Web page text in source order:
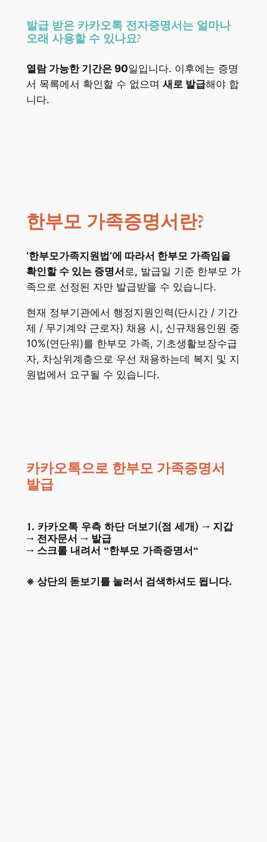
발급 받은 카카오톡 전자증명서는 얼마나
오래 사용할 수 있나요?
열람 가능한 기간은 90일입니다. 이후에는 증명
서 목록에서 확인할 수 없으며 새로 발급해야 합
니다.
한부모 가족증명서란?
‘한부모가족지원법’에 따라서 한부모 가족임을
확인할 수 있는 증명서 로, 발급일 기준 한부모 가
족으로 선정된 자만 발급받을 수 있습니다.
현재 정부기관에서 행정지원인력(단시간 / 기간
제 / 무기계약 근로자) 채용 시, 신규채용인원 중
10%(연단위)를 한부모 가족, 기초생활보장수급
자, 차상위계층으로 우선 채용하는데 복지 및 지
원법에서 요구될 수 있습니다.
카카오톡으로 한부모 가족증명서
발급
1. 카카오톡 우측 하단 더보기(점 세개) → 지갑
→ 전자문서 → 발급
→ 스크롤 내려서 “한부모 가족증명서“
※ 상단의 돋보기를 눌러서 검색하셔도 됩니다.